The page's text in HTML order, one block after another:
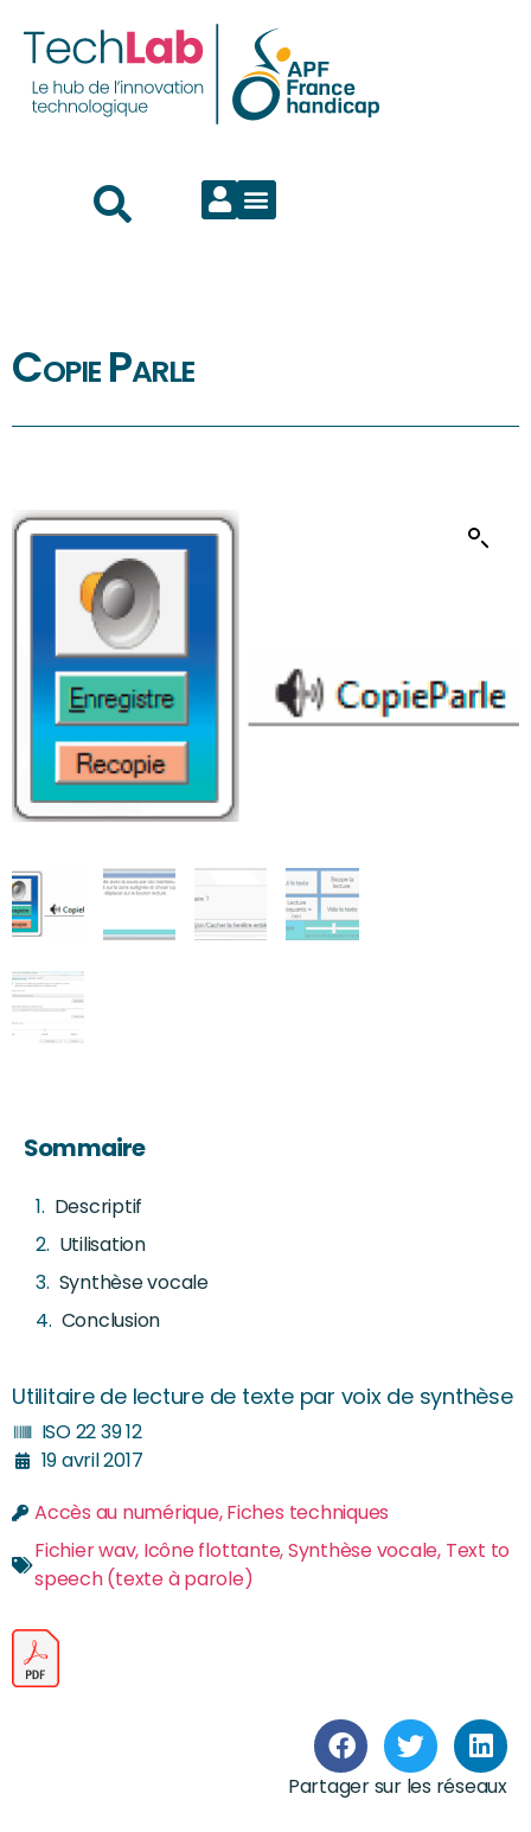
Copie Parle
Sommaire
Descriptif
Utilisation
Synthèse vocale
Conclusion
Utilitaire de lecture de texte par voix de synthèse
ISO 22 39 12
19 avril 2017
Accès au numérique,Fiches techniques
Fichier wav, Icône flottante,Synthèse vocale, Text to
speech (texte à parole)
Partager sur les réseaux